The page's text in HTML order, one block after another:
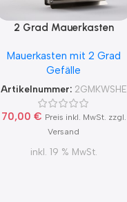
2 Grad Mauerkasten
Kondensatablauf auch mit
Blower Door Test und
Zertifikat Ø100, 125, 150
Mauerkasten mit 2 Grad
Gefälle
Artikelnummer: 2GMKWSHE
70,00 € Preis inkl. MwSt. zzgl.
Versand
inkl. 19 % MwSt.